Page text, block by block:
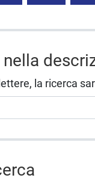
la ricerca